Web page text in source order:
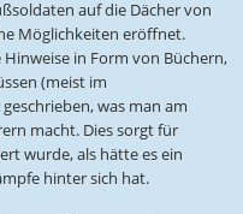
auf die Dächer von
Möglichkeiten eröffnet.
in Form von Büchern,
(meist im
was man am
macht. Dies sorgt für
wurde, als hätte es ein
hinter sich hat.